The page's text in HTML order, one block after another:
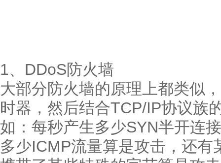
1、DDoS防火墙
大部分防火墙的原理上都类似
时器，然后结合TCP/IP协议族
如：每秒产生多少SYN半开连
多少ICMP流量算是攻击，还有